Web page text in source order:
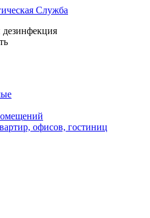
дезинфекция
офисов, гостиниц